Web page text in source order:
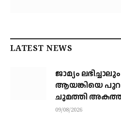
LATEST NEWS
ജാമ്യം
ആയങ്കിയെ
ചുമത്തി
09/08/2026